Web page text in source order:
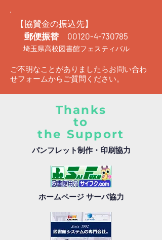
【協賛金の振込先】
郵便振替 00120-4-730785
埼玉県高校図書館フェスティバル
ご不明なことがありましたらお問い合わ
せフォームからご質問ください。
Thanks
to
the Support
パンフレット制作・印刷協力
ホームページ サーバ協力